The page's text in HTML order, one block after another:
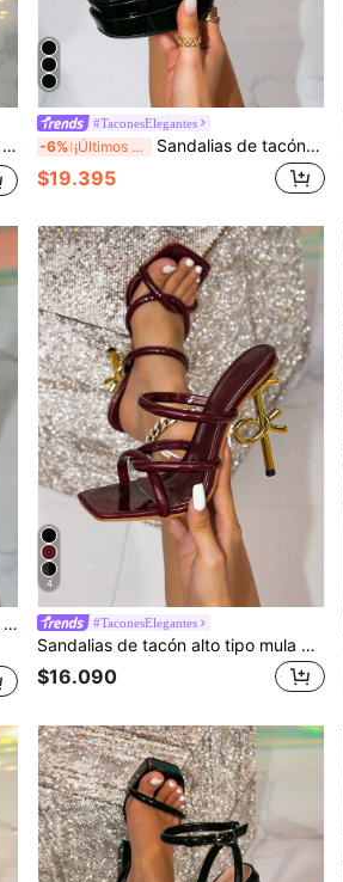
Sandalias de tacón alto con punta cuadrada, decoración dorada y transparentes, glamurosas para fiestas, adecuadas para salir
#TaconesElegantes
-6% ¡Últimos 3 días Sandalias de tacón alto con plataforma gruesa y punta cuadrada en color negro para mujer, adecuadas para salir
$19.395
4
#TaconesElegantes
Sandalias de tacón alto tipo mula con decoración de pirámide, color burdeos, elegantes sandalias de tacón alto para fiestas
$16.090